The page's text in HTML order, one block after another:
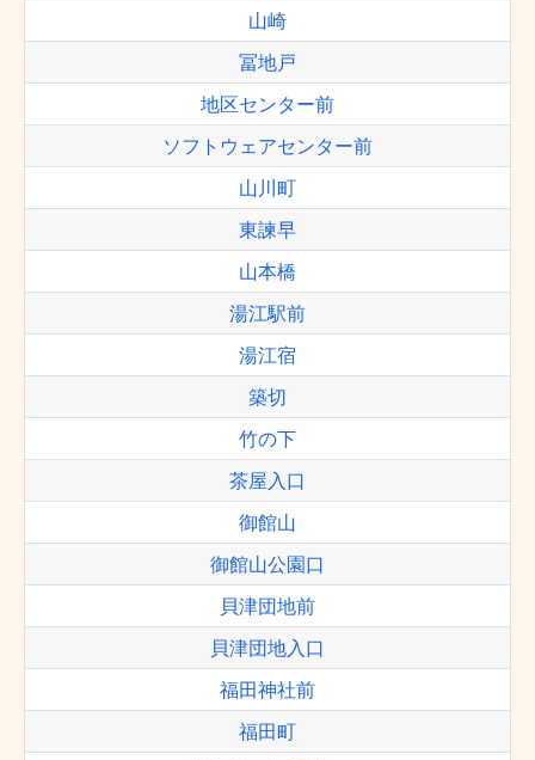
山崎
冨地戸
地区センター前
ソフトウェアセンター前
山川町
東諫早
山本橋
湯江駅前
湯江宿
築切
竹の下
茶屋入口
御館山
御館山公園口
貝津団地前
貝津団地入口
福田神社前
福田町